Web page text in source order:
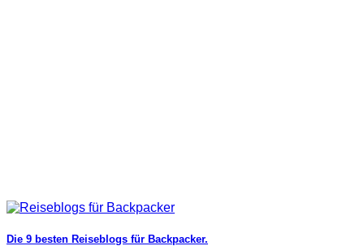
Die 9 besten Reiseblogs für Backpacker.